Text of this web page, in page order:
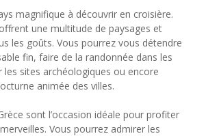
magnifique à découvrir en croisière.
une multitude de paysages et
les goûts. Vous pourrez vous détendre
fin, faire de la randonnée dans les
sites archéologiques ou encore
animée des villes.
sont l’occasion idéale pour profiter
Vous pourrez admirer les